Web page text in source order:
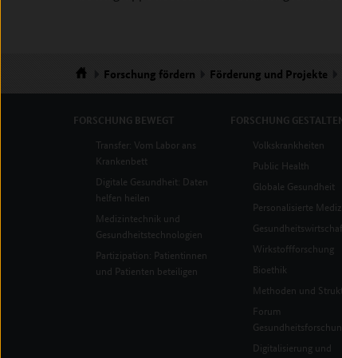
Forschung fördern Förderung und Projekte
FORSCHUNG BEWEGT
Transfer: Vom Labor ans
Krankenbett
Digitale Gesundheit: Daten
helfen heilen
Medizintechnik und
Gesundheitstechnologien
Partizipation: Patientinnen
und Patienten beteiligen
FORSCHUNG
Volkskrankheiten
Public Health
Globale Gesundheit
Personalisierte
Wirkstoffforschung
Bioethik
Methoden und
Forum
Digitalisierung und